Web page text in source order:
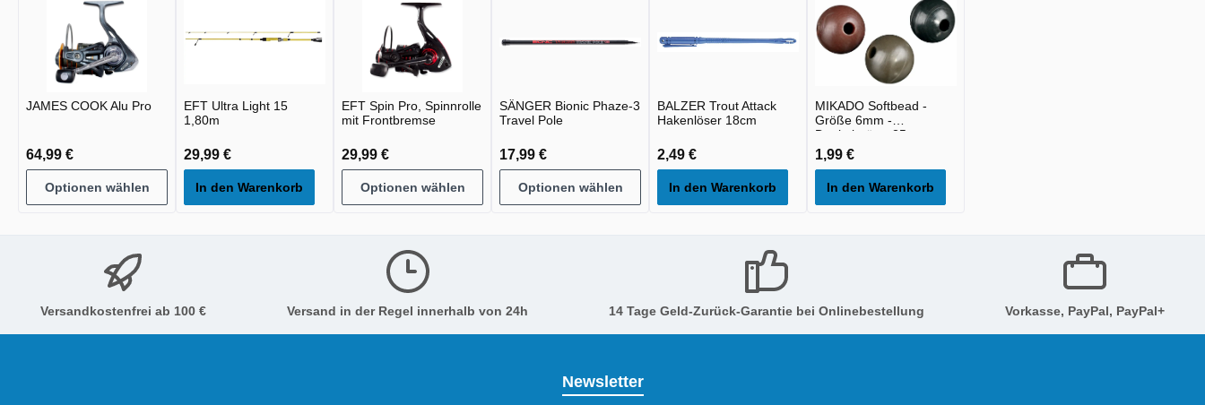
JAMES COOK Alu Pro
64,99 €
Optionen wählen
EFT Ultra Light 15
1,80m
29,99 €
In den Warenkorb
EFT Spin Pro, Spinnrolle
mit Frontbremse
29,99 €
Optionen wählen
SÄNGER Bionic Phaze-3
Travel Pole
17,99 €
Optionen wählen
BALZER Trout Attack
Hakenlöser 18cm
2,49 €
In den Warenkorb
MIKADO Softbead -
Größe 6mm -
Dunkelgrün - 25st
1,99 €
In den Warenkorb
Versandkostenfrei ab 100 € Versand in der Regel innerhalb von 24h 14 Tage Geld-Zurück-Garantie bei Onlinebestellung Vorkasse, PayPal, PayPal+
Newsletter